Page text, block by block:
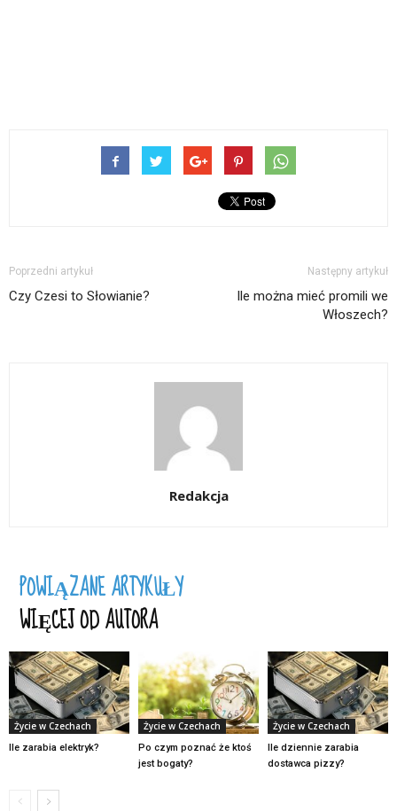
Poprzedni artykuł
Czy Czesi to Słowianie?
Następny artykuł
Ile można mieć promili we
Włoszech?
Redakcja
POWIĄZANE ARTYKUŁY
WIĘCEJ OD AUTORA
Życie w Czechach
Ile zarabia elektryk?
Życie w Czechach
Po czym poznać że ktoś
jest bogaty?
Życie w Czechach
Ile dziennie zarabia
dostawca pizzy?